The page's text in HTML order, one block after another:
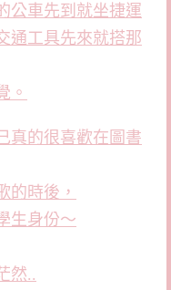
公車先到就坐捷運
通工具先來就搭那
。
真的很喜歡在圖書
的時後，
生身份～
然..